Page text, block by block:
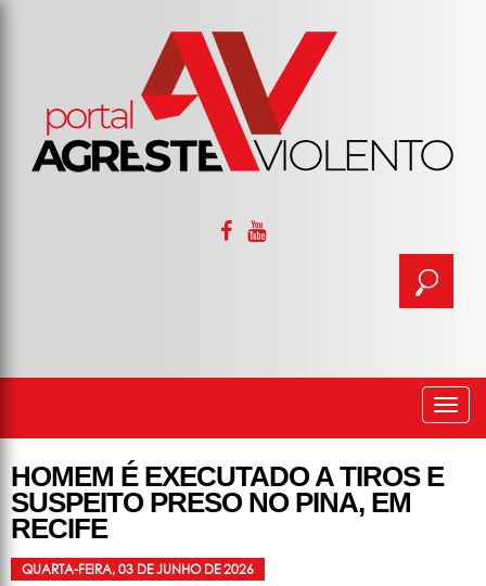
HOMEM É EXECUTADO A TIROS E
SUSPEITO PRESO NO PINA, EM
RECIFE
QUARTA-FEIRA, 03 DE JUNHO DE 2026